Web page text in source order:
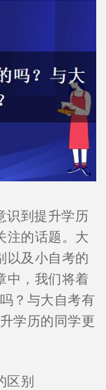
识到提升学历
注的话题。大
以及小自考的
中，我们将着
？与大自考有
学历的同学更
区别